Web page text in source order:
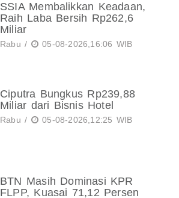
SSIA Membalikkan Keadaan,
Raih Laba Bersih Rp262,6
Miliar
Rabu / 05-08-2026,16:06 WIB
Ciputra Bungkus Rp239,88
Miliar dari Bisnis Hotel
Rabu / 05-08-2026,12:25 WIB
BTN Masih Dominasi KPR
FLPP, Kuasai 71,12 Persen